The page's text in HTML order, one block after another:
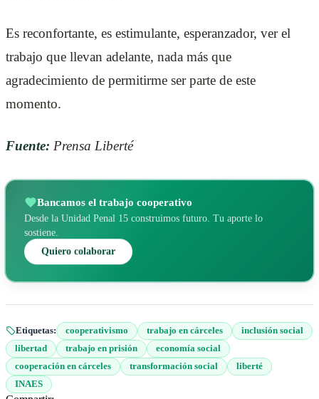
Es reconfortante, es estimulante, esperanzador, ver el
trabajo que llevan adelante, nada más que
agradecimiento de permitirme ser parte de este
momento.
Fuente: Prensa Liberté
Bancamos el trabajo cooperativo
Desde la Unidad Penal 15 construimos futuro. Tu aporte lo
sostiene.
Quiero colaborar
Etiquetas: cooperativismo trabajo en cárceles
inclusión social
libertad
trabajo en prisión
economía social
cooperación en cárceles
transformación social
liberté
INAES